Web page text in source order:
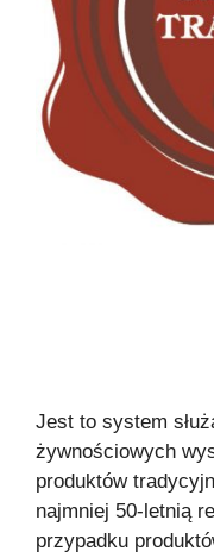
Jest to system
żywnościowych
produktów
najmniej 50-letnią
przypadku